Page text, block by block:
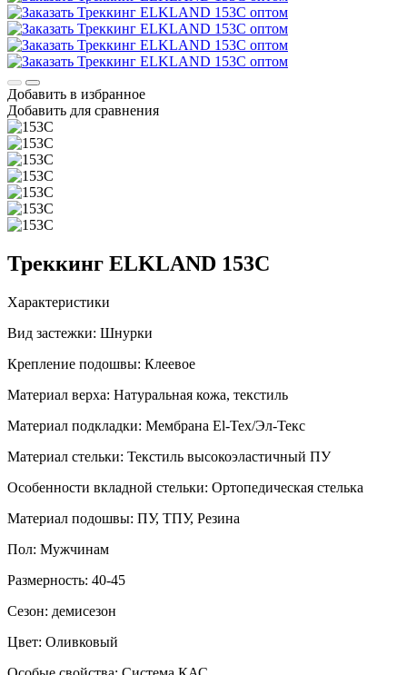
Добавить в избранное
Добавить для сравнения
Треккинг ELKLAND 153C
Характеристики
Вид застежки: Шнурки
Крепление подошвы: Клеевое
Материал верха: Натуральная кожа, текстиль
Материал подкладки: Мембрана El-Tex/Эл-Текс
Материал стельки: Текстиль высокоэластичный ПУ
Особенности вкладной стельки: Ортопедическая стелька
Материал подошвы: ПУ, ТПУ, Резина
Пол: Мужчинам
Размерность: 40-45
Сезон: демисезон
Цвет: Оливковый